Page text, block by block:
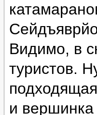
Видимо, в
туристов.
и